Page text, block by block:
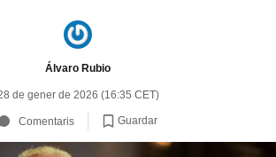
Álvaro Rubio
de gener de 2026 (16:35 CET)
Comentaris Guardar